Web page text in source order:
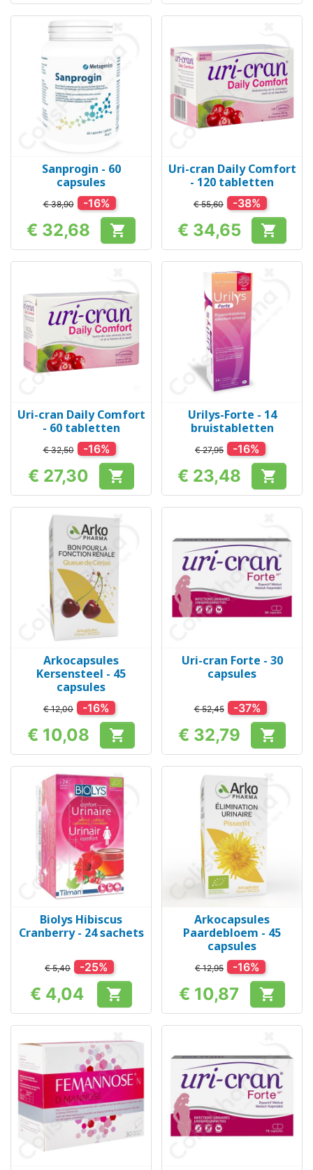
Sanprogin - 60
capsules
€ 38,90 -16%
Prijs
€ 32,68 
Uri-cran Daily Comfort
- 120 tabletten
€ 55,60 -38%
Prijs
€ 34,65 
Uri-cran Daily Comfort
- 60 tabletten
€ 32,50 -16%
Prijs
€ 27,30 
Urilys-Forte - 14
bruistabletten
€ 27,95 -16%
Prijs
€ 23,48 
Arkocapsules
Kersensteel - 45
capsules
€ 12,00 -16%
Prijs
€ 10,08 
Uri-cran Forte - 30
capsules
€ 52,45 -37%
Prijs
€ 32,79 
Biolys Hibiscus
Cranberry - 24 sachets
€ 5,40 -25%
Prijs
€ 4,04 
Arkocapsules
Paardebloem - 45
capsules
€ 12,95 -16%
Prijs
€ 10,87 